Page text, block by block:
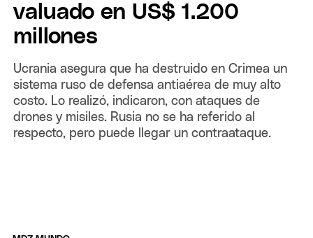
valuado en US$ 1.200
millones
Ucrania asegura que ha destruido en Crimea un
sistema ruso de defensa antiaérea de muy alto
costo. Lo realizó, indicaron, con ataques de
drones y misiles. Rusia no se ha referido al
respecto, pero puede llegar un contraataque.